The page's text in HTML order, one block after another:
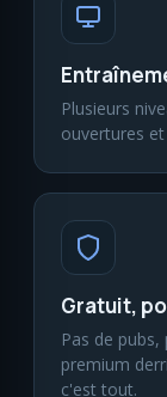
Plusieurs
ouvertures
Gratuit,
Pas de
premium
c'est tout.